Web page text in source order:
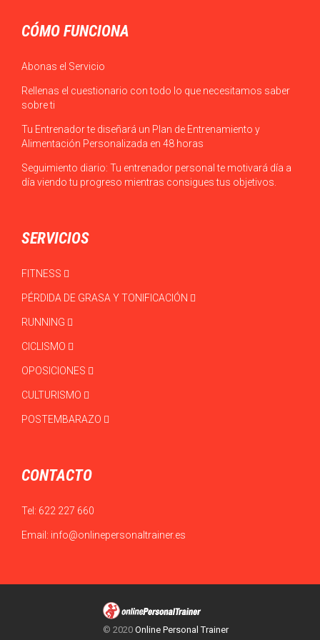
CÓMO FUNCIONA
Abonas el Servicio
Rellenas el cuestionario con todo lo que necesitamos saber
sobre ti
Tu Entrenador te diseñará un Plan de Entrenamiento y
Alimentación Personalizada en 48 horas
Seguimiento diario: Tu entrenador personal te motivará día a
día viendo tu progreso mientras consigues tus objetivos.
SERVICIOS
FITNESS
PÉRDIDA DE GRASA Y TONIFICACIÓN
RUNNING
CICLISMO
OPOSICIONES
CULTURISMO
POSTEMBARAZO
CONTACTO
Tel: 622 227 660
Email: info@onlinepersonaltrainer.es
© 2020 Online Personal Trainer